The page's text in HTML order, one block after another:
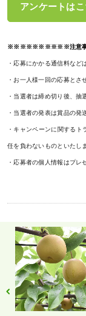
アンケートは
※※※※※※※※※※注意
・応募にかかる通信料など
・お一人様一回の応募とさ
・当選者は締め切り後、抽
・当選者の発表は賞品の発
・キャンペーンに関する
任を負わないものといたし
・応募者の個人情報はプレ